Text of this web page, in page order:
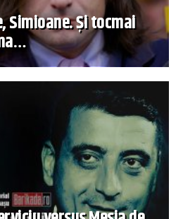
Simioane. Și tocmai